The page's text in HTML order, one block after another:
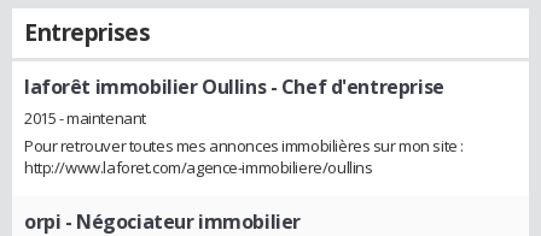
Entreprises
laforêt immobilier Oullins- Chef d'entreprise
2015 - maintenant
Pour retrouver toutes mes annonces immobilières sur mon site :
http://www.laforet.com/agence-immobiliere/oullins
orpi - Négociateur immobilier